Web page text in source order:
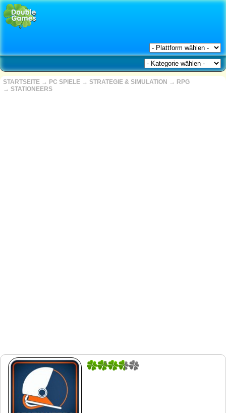
STARTSEITE → PC SPIELE → STRATEGIE & SIMULATION → RPG
→ STATIONEERS
5